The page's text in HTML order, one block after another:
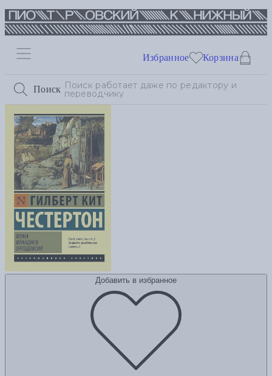
Поиск
Избранное Корзина
Добавить в избранное